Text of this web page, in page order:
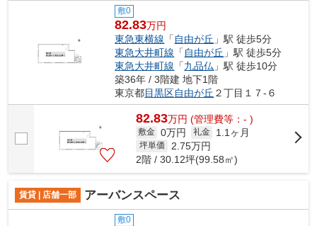
敷0
82.83万円
東急東横線 「自由が丘 」駅 徒歩5分
東急大井町線 「自由が丘 」駅 徒歩5分
東急大井町線 「九品仏 」駅 徒歩10分
築36年 / 3階建 地下1階
東京都目黒区自由が丘 ２丁目１７-６
82.83万円 (管理費等：- )
敷金 0万円 礼金 1.1ヶ月
坪単価 2.75万円
2階 / 30.12坪(99.58㎡)
賃貸 | 店舗一部 アーバンスペース
敷0